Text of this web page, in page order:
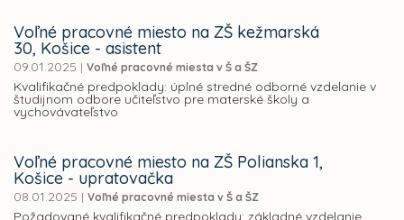
Voľné pracovné miesto na ZŠ kežmarská
30, Košice - asistent
09.01.2025 | Voľné pracovné miesta v Š a ŠZ
Kvalifikačné predpoklady: úplné stredné odborné vzdelanie v
študijnom odbore učiteľstvo pre materské školy a
vychovávateľstvo
Voľné pracovné miesto na ZŠ Polianska 1,
Košice - upratovačka
08.01.2025 | Voľné pracovné miesta v Š a ŠZ